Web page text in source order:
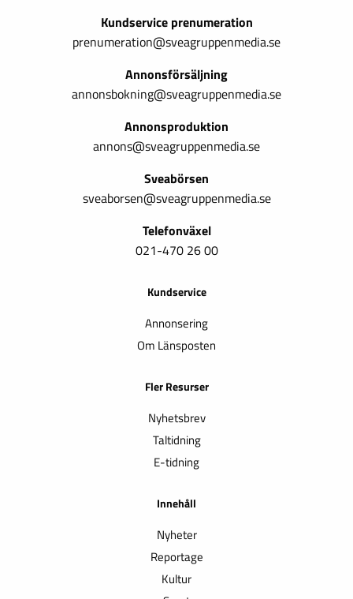
Kundservice prenumeration
prenumeration@sveagruppenmedia.se
Annonsförsäljning
annonsbokning@sveagruppenmedia.se
Annonsproduktion
annons@sveagruppenmedia.se
Sveabörsen
sveaborsen@sveagruppenmedia.se
Telefonväxel
021-470 26 00
Kundservice
Annonsering
Om Länsposten
Fler Resurser
Nyhetsbrev
Taltidning
E-tidning
Innehåll
Nyheter
Reportage
Kultur